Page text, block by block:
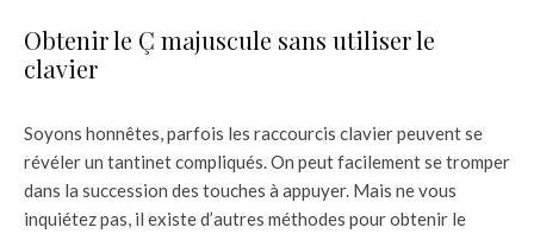
Obtenir le Ç majuscule sans utiliser le
clavier
Soyons honnêtes, parfois les raccourcis clavier peuvent se
révéler un tantinet compliqués. On peut facilement se tromper
dans la succession des touches à appuyer. Mais ne vous
inquiétez pas, il existe d’autres méthodes pour obtenir le